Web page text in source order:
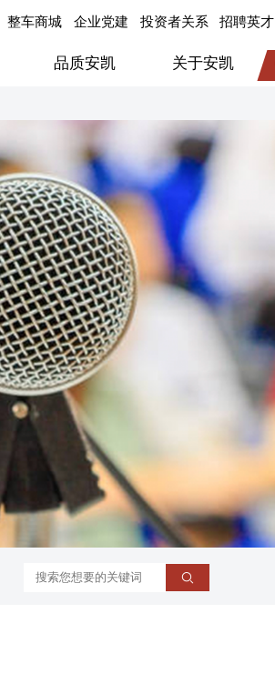
整车商城 企业党建 投资者关系 招聘英才
旅居车
医疗车
机场摆渡车
视频中心
服务动态
品质安凯 关于安凯
企业荣誉